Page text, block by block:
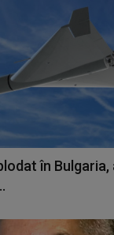
în Bulgaria,